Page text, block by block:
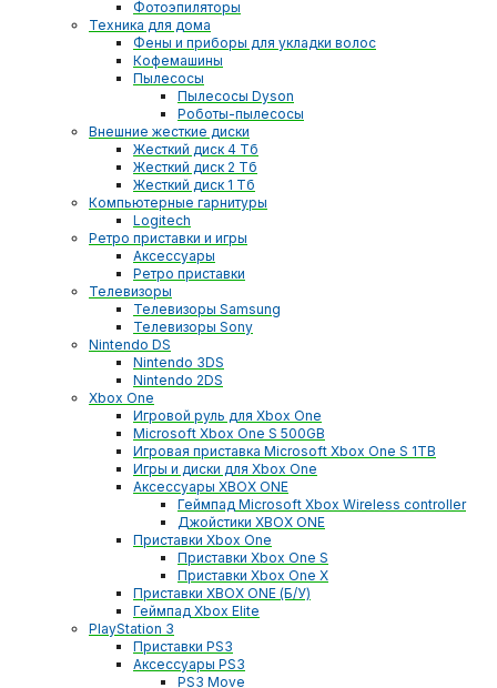
Фотоэпиляторы
Техника для дома
Фены и приборы для укладки волос
Кофемашины
Пылесосы
Пылесосы Dyson
Роботы-пылесосы
Внешние жесткие диски
Жесткий диск 4 Тб
Жесткий диск 2 Тб
Жесткий диск 1 Тб
Компьютерные гарнитуры
Logitech
Ретро приставки и игры
Аксессуары
Ретро приставки
Телевизоры
Телевизоры Samsung
Телевизоры Sony
Nintendo DS
Nintendo 3DS
Nintendo 2DS
Xbox One
Игровой руль для Xbox One
Microsoft Xbox One S 500GB
Игровая приставка Microsoft Xbox One S 1TB
Игры и диски для Xbox One
Аксессуары XBOX ONE
Геймпад Microsoft Xbox Wireless controller
Джойстики XBOX ONE
Приставки Xbox One
Приставки Xbox One S
Приставки Xbox One X
Приставки XBOX ONE (Б/У)
Геймпад Xbox Elite
PlayStation 3
Приставки PS3
Аксессуары PS3
PS3 Move